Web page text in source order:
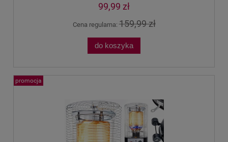
99,99 zł
Cena regularna:159,99 zł
do koszyka
promocja